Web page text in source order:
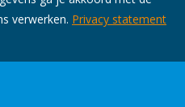
verwerken. Privacy statement